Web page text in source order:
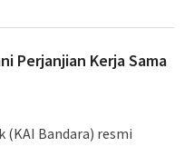
Perjanjian Kerja Sama
(KAI Bandara) resmi